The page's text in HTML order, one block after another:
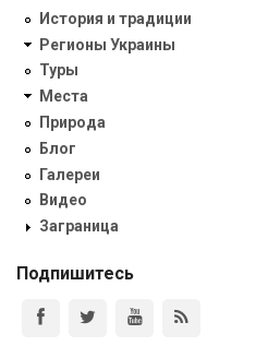
История и традиции
Регионы Украины
Туры
Места
Природа
Блог
Галереи
Видео
Заграница
Подпишитесь